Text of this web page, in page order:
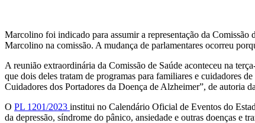
Marcolino foi indicado para assumir a representação da
Marcolino na comissão. A mudança de parlamentares ocorreu
A reunião extraordinária da Comissão de Saúde aconteceu na
que dois deles tratam de programas para familiares e cuidadores
Cuidadores dos Portadores da Doença de Alzheimer”, de autoria
O PL 1201/2023 institui no Calendário Oficial de Eventos do
da depressão, síndrome do pânico, ansiedade e outras doenças e